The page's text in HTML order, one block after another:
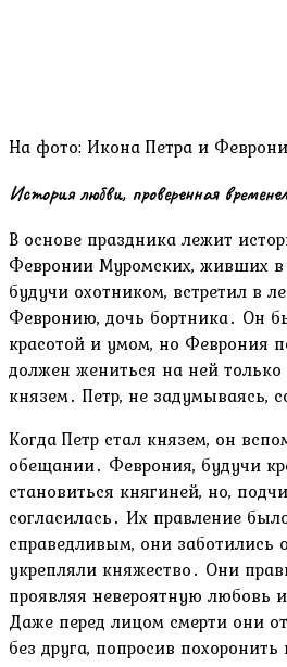
На фото: Икона Петра и
История любви, проверенная
В основе праздника лежит
Февронии Муромских, живших в
будучи охотником, встретил в
Февронию, дочь бортника․ Он
красотой и умом, но Феврония
должен жениться на ней только
князем․ Петр, не задумываясь,
Когда Петр стал князем, он
обещании․ Феврония, будучи
становиться княгиней, но,
согласилась․ Их правление
справедливым, они заботились
укрепляли княжество․ Они
проявляя невероятную любовь и
Даже перед лицом смерти они
без друга, попросив похоронить